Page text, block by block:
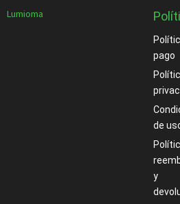
Lumioma
pago
de
y